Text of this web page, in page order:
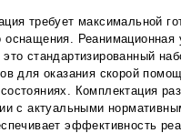
требует максимальной
оснащения. Реанимационная
стандартизированный
для оказания скорой
Комплектация
с актуальными
эффективность